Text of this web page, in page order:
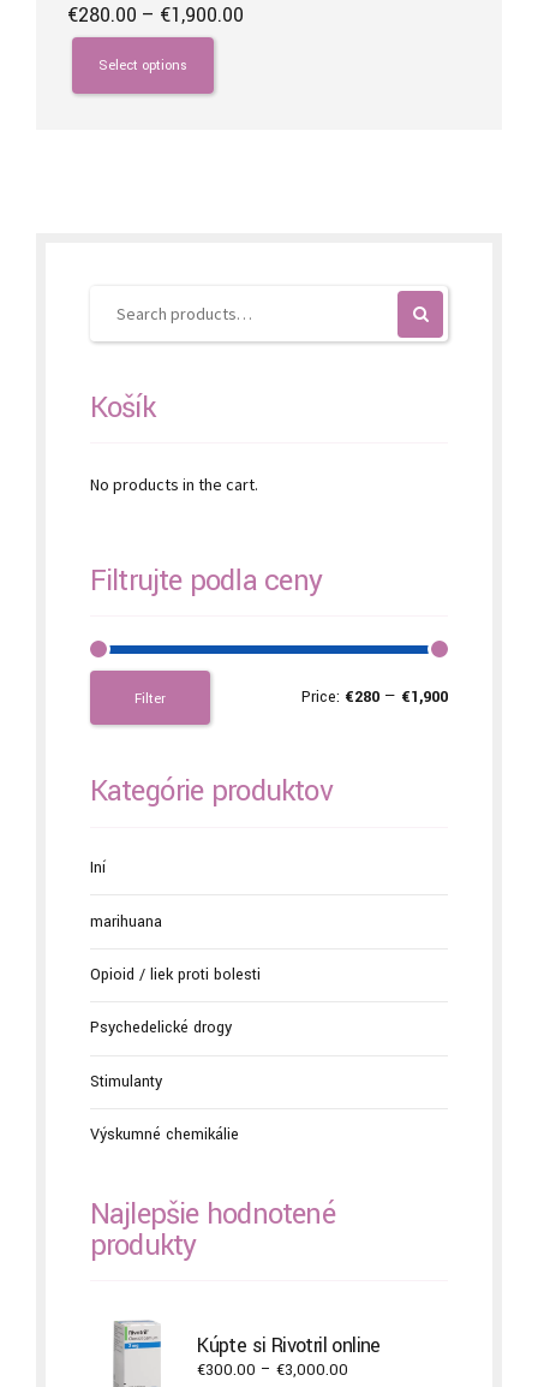
€280.00 – €1,900.00
Select options
This
product
has
product
Košík
No products in the cart.
Filtrujte podľa ceny
Filter Price: €280 — €1,900
Kategórie produktov
Iní
marihuana
Opioid / liek proti bolesti
Psychedelické drogy
Stimulanty
Výskumné chemikálie
Najlepšie hodnotené
produkty
Kúpte si Rivotril online
€300.00 – €3,000.00